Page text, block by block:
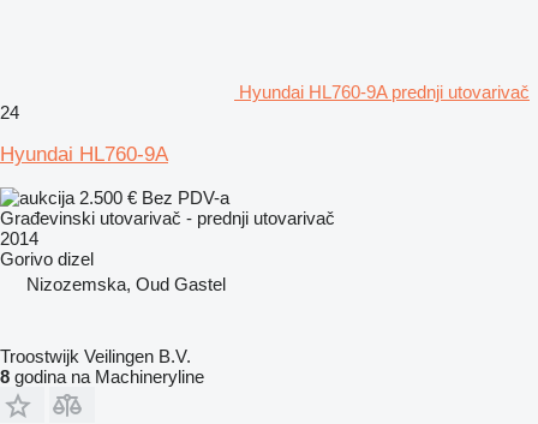
Hyundai HL760-9A prednji utovarivač
24
Hyundai HL760-9A
2.500 € Bez PDV-a
Građevinski utovarivač - prednji utovarivač
2014
Gorivo dizel
Nizozemska, Oud Gastel
Troostwijk Veilingen B.V.
8 godina na Machineryline